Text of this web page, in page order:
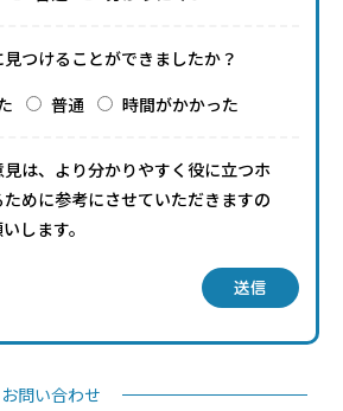
つけることができましたか？
普通 時間がかかった
は、より分かりやすく役に立つホ
めに参考にさせていただきますの
します。
送信
問い合わせ